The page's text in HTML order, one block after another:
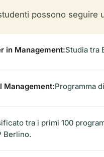
possono
in Management:Studia tra
Management:Programma
tra i primi 100
Berlino.